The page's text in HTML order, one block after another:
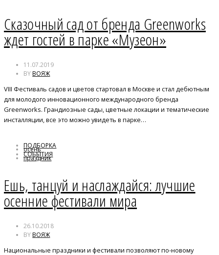
Сказочный сад от бренда Greenworks
ждет гостей в парке «Музеон»
11.07.2019
BYВОЯЖ
VIII Фестиваль садов и цветов стартовал в Москве и стал дебютным
для молодого инновационного международного бренда
Greenworks. Грандиозные сады, цветные локации и тематические
инсталляции, все это можно увидеть в парке…
ПОДБОРКА
СОБЫТИЯ
осень
праздник
Ешь, танцуй и наслаждайся: лучшие
осенние фестивали мира
26.10.2018
BYВОЯЖ
Национальные праздники и фестивали позволяют по-новому